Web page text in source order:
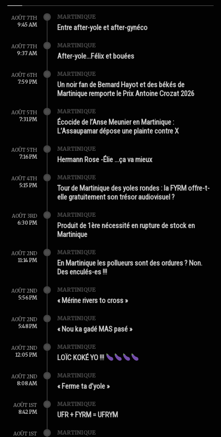
AOÛT 7TH
9:45 AM
MARTINIQUE
Entre after-yole et after-gynéco
AOÛT 7TH
9:37 AM
MARTINIQUE
After-yole…Félix et bouées
AOÛT 6TH
7:59 PM
MARTINIQUE
Un noir fan de Bernard Hayot et des békés de
Martinique remporte le Prix Antoine Crozat 2026
AOÛT 5TH
7:31 PM
MARTINIQUE
Écocide de l’Anse Meunier en Martinique :
L’Assaupamar dépose une plainte contre X
AOÛT 5TH
7:16 PM
MARTINIQUE
Hermann Rose -Élie …ça va mieux
AOÛT 4TH
5:15 PM
MARTINIQUE
Tour de Martinique des yoles rondes : la FYRM offre-t-
elle gratuitement son trésor audiovisuel ?
AOÛT 3RD
6:30 PM
MARTINIQUE
Produit de 1ère nécessité en rupture de stock en
Martinique
AOÛT 2ND
11:14 PM
MARTINIQUE
En Martinique les pollueurs sont des ordures ? Non.
Des enculés-es !!!
AOÛT 2ND
5:56 PM
MARTINIQUE
« Mérine rivers to cross »
AOÛT 2ND
5:48 PM
MARTINIQUE
« Nou ka gadé MAS pasé »
AOÛT 2ND
12:05 PM
MARTINIQUE
LOÏC KOKÉ YO !!!
AOÛT 2ND
8:08 AM
MARTINIQUE
« Ferme ta d’yole »
AOÛT 1ST
8:42 PM
MARTINIQUE
UFR + FYRM = UFRYM
AOÛT 1ST MARTINIQUE